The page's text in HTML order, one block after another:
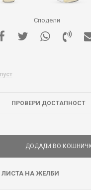
Сподели
ПРОВЕРИ ДОСТАПНОСТ
ДОДАДИ ВО
ЛИСТА НА ЖЕЛБИ